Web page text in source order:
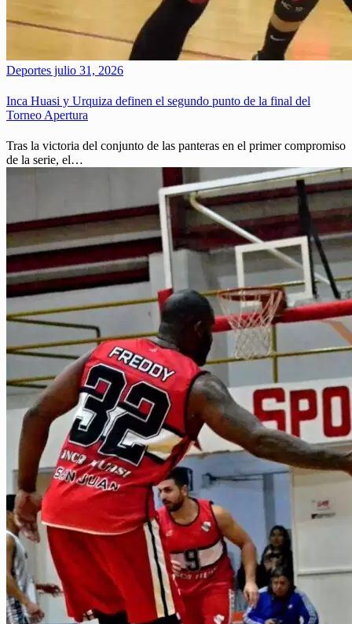
Deportes julio 31, 2026
Inca Huasi y Urquiza definen el segundo punto de la final del
Torneo Apertura
Tras la victoria del conjunto de las panteras en el primer compromiso
de la serie, el…